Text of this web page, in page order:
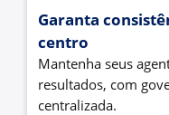
Garanta
centro
Mantenha seus
resultados, com
centralizada.